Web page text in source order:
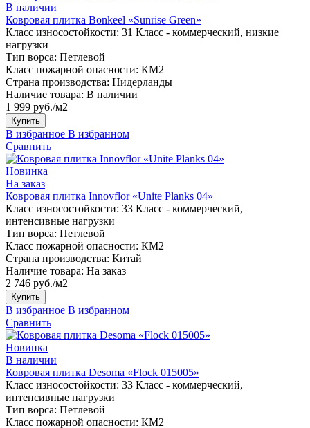
В наличии
Ковровая плитка Bonkeel «Sunrise Green»
Класс износостойкости: 31 Класс - коммерческий, низкие
нагрузки
Тип ворса: Петлевой
Класс пожарной опасности: КМ2
Страна производства: Нидерланды
Наличие товара: В наличии
1 999 руб./м2
Купить
В избранное В избранном
Сравнить
Новинка
На заказ
Ковровая плитка Innovflor «Unite Planks 04»
Класс износостойкости: 33 Класс - коммерческий,
интенсивные нагрузки
Тип ворса: Петлевой
Класс пожарной опасности: КМ2
Страна производства: Китай
Наличие товара: На заказ
2 746 руб./м2
Купить
В избранное В избранном
Сравнить
Новинка
В наличии
Ковровая плитка Desoma «Flock 015005»
Класс износостойкости: 33 Класс - коммерческий,
интенсивные нагрузки
Тип ворса: Петлевой
Класс пожарной опасности: КМ2